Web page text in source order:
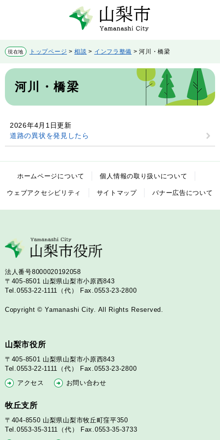
先
頭
す。
を
飛
し
本
現在地 トップページ >相談 > インフラ整備 >河川・橋梁
本
河川・橋梁
2026年4月1日更新
道路の異状を発見したら
ホームページについて 個人情報の取り扱いについて
ウェブアクセシビリティ サイトマップ バナー広告について
法人番号8000020192058
〒405-8501 山梨県山梨市小原西843
Tel.0553-22-1111（代）
Fax.0553-23-2800
Copyright © Yamanashi City. All Rights Reserved.
山梨市役所
〒405-8501 山梨県山梨市小原西843
Tel.0553-22-1111（代）
Fax.0553-23-2800
アクセス
お問い合わせ
牧丘支所
〒404-8550 山梨県山梨市牧丘町窪平350
Tel.0553-35-3111（代）
Fax.0553-35-3733